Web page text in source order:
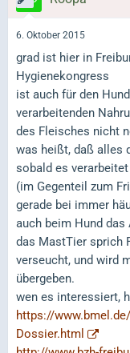
6. Oktober 2015
grad ist hier in
Hygienekongress
ist auch für den
verarbeitenden
des Fleisches nicht
was heißt, daß alles
sobald es verarbeitet
(im Gegenteil zum
gerade bei immer
auch beim Hund
das MastTier sprich
verseucht, und wird
übergeben.
wen es interessiert,
https://
Dossier.html